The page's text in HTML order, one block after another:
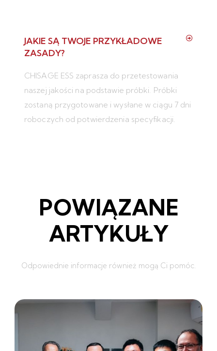
JAKIE SĄ TWOJE PRZYKŁADOWE
ZASADY?
CHISAGE ESS zaprasza do przetestowania
naszej jakości na podstawie próbki. Próbki
zostaną przygotowane i wysłane w ciągu 7 dni
roboczych od potwierdzenia specyfikacji.
POWIĄZANE
ARTYKUŁY
Odpowiednie informacje również mogą Ci pomóc.